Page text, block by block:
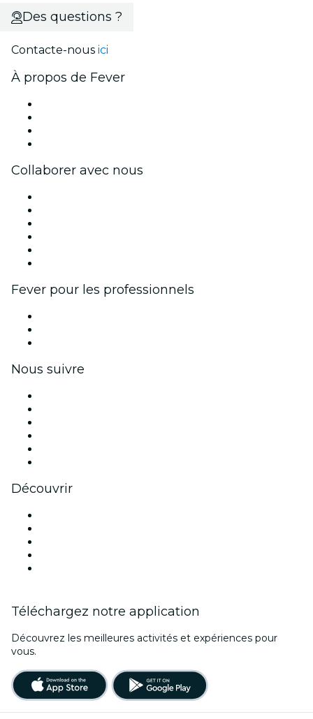
Des questions ?
Contacte-nous ici
À propos de Fever
Collaborer avec nous
Fever pour les professionnels
Nous suivre
Découvrir
Téléchargez notre application
Découvrez les meilleures activités et expériences pour
vous.